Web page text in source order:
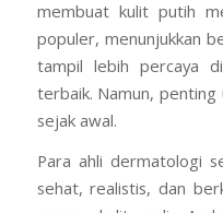
Memiliki kulit yang
dambaan banyak
membuat kulit putih
populer, menunjukkan
tampil lebih percaya
terbaik. Namun,
sejak awal.